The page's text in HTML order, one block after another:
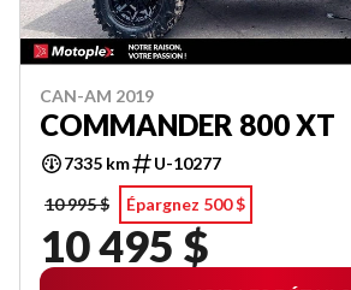
CAN-AM 2019
COMMANDER 800 XT
7335 km
U-10277
10 995 $
Épargnez 500 $
10 495 $